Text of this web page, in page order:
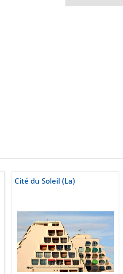
Cité du Soleil (La)